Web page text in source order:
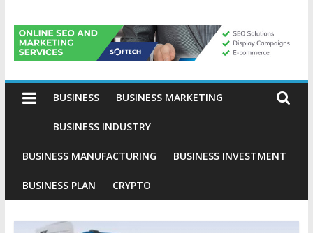
Avion
Gold
Industries
Conventional
Investment
BUSINESS BUSINESS MARKETING
BUSINESS INDUSTRY
BUSINESS MANUFACTURING BUSINESS INVESTMENT
BUSINESS PLAN CRYPTO